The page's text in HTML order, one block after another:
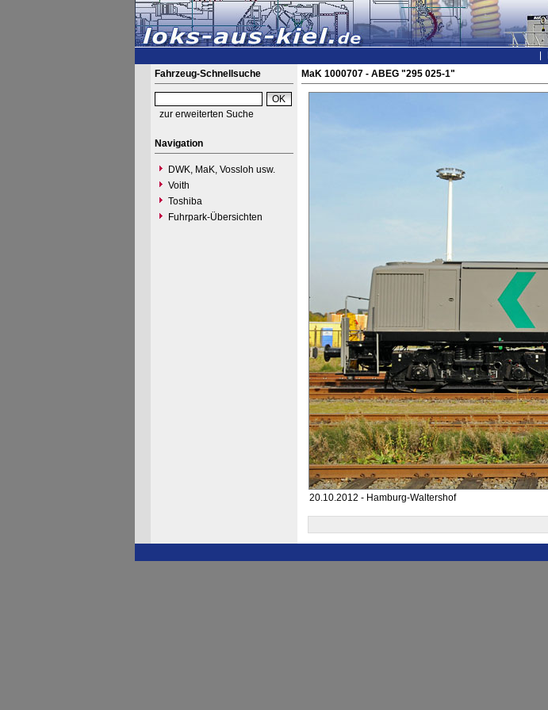
Fahrzeug-Schnellsuche
zur erweiterten Suche
Navigation
DWK, MaK, Vossloh usw.
Voith
Toshiba
Fuhrpark-Übersichten
MaK 1000707 - ABEG "295 025-1"
20.10.2012 - Hamburg-Waltershof